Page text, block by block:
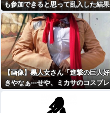
も参加できると思って乱入した結果
ｗｗｗｗｗｗｗｗｗｗ
【画像】黒人女さん「進撃の巨人好
きやなぁ···せや、ミカサのコスプレ